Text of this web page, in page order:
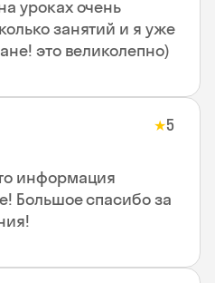
уроках очень
занятий и я уже
это великолепно)
★5
информация
Большое спасибо за